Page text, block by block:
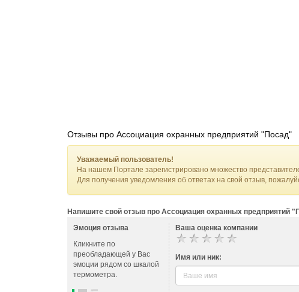
Отзывы про Ассоциация охранных предприятий "Посад"
Уважаемый пользователь!
На нашем Портале зарегистрировано множество
Для получения уведомления об ответах на свой отзыв,
Напишите свой отзыв про Ассоциация охранных предприятий
Эмоция отзыва
Кликните по
преобладающей у Вас
эмоции рядом со шкалой
термометра.
Ваша оценка компании
Имя или ник: